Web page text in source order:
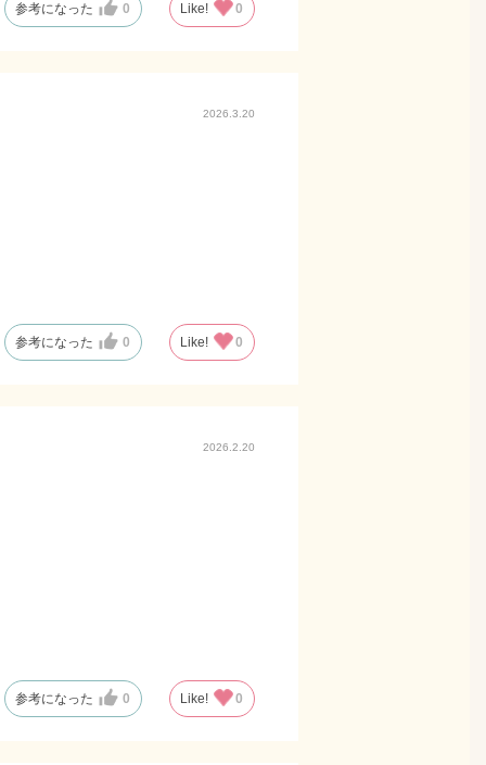
参考になった 0 Like! 0
2026.3.20
参考になった 0 Like! 0
2026.2.20
参考になった 0 Like! 0